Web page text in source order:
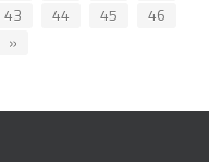
43 44 45
46
»